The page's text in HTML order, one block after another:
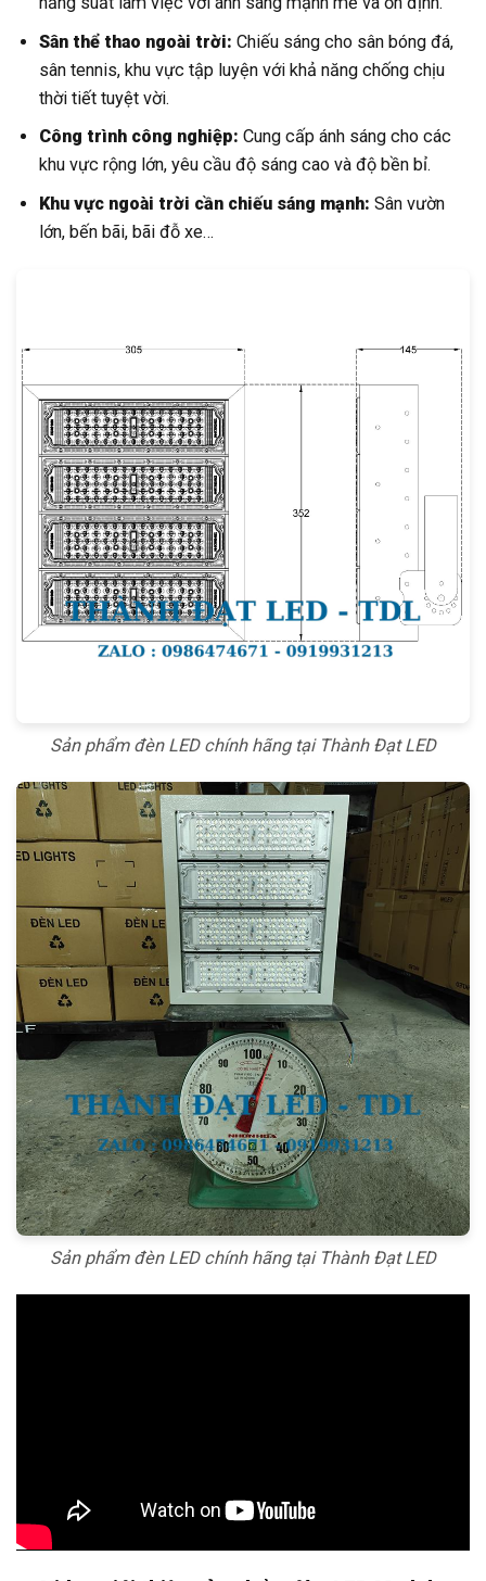
Sân thể thao ngoài trời: Chiếu sáng cho sân bóng đá,
sân tennis, khu vực tập luyện với khả năng chống chịu
thời tiết tuyệt vời.
Công trình công nghiệp: Cung cấp ánh sáng cho các
khu vực rộng lớn, yêu cầu độ sáng cao và độ bền bỉ.
Khu vực ngoài trời cần chiếu sáng mạnh: Sân vườn
lớn, bến bãi, bãi đỗ xe…
Sản phẩm đèn LED chính hãng tại Thành Đạt LED
Sản phẩm đèn LED chính hãng tại Thành Đạt LED